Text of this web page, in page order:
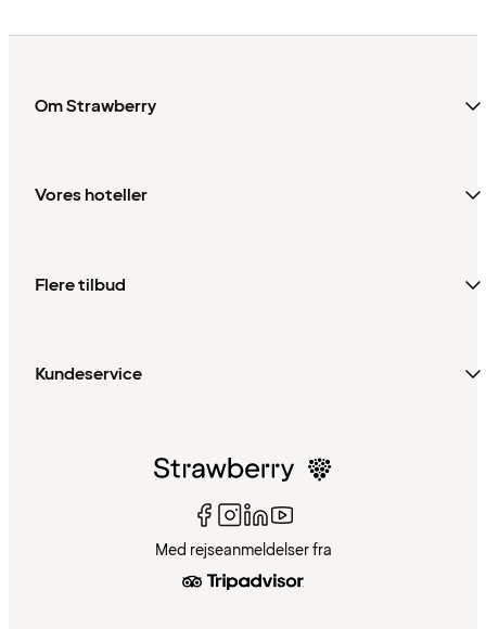
Om Strawberry
Vores hoteller
Flere tilbud
Kundeservice
Med rejseanmeldelser fra